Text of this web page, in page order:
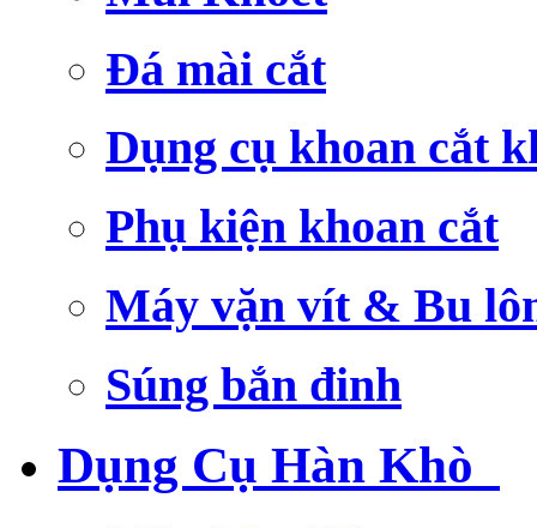
Đá mài cắt
Dụng cụ khoan cắt
Phụ kiện khoan cắt
Máy vặn vít & Bu
Súng bắn đinh
Dụng Cụ Hàn Khò